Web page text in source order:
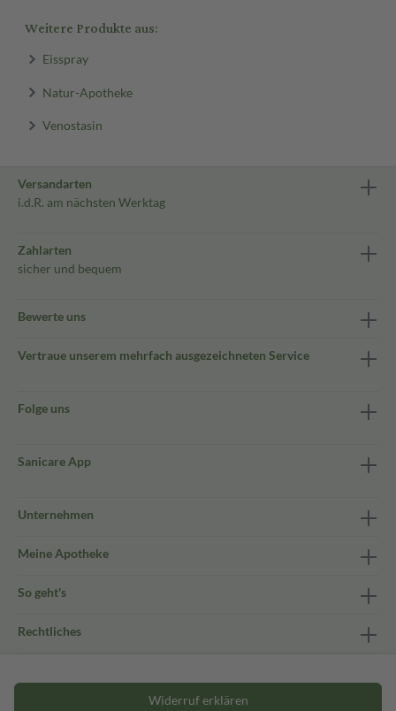
Weitere Produkte aus:
Eisspray
Natur-Apotheke
Venostasin
Versandarten
i.d.R. am nächsten Werktag
Zahlarten
sicher und bequem
Bewerte uns
Vertraue unserem mehrfach ausgezeichneten Service
Folge uns
Sanicare App
Unternehmen
Meine Apotheke
So geht's
Rechtliches
Widerruf erklären